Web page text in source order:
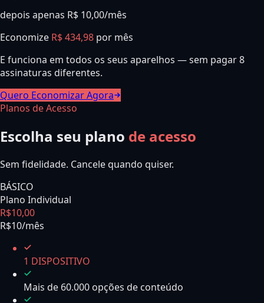
depois apenas R$ 10,00/mês
Economize R$ 434,98 por mês
E funciona em todos os seus aparelhos — sem pagar 8
assinaturas diferentes.
Quero Economizar Agora
Planos de Acesso
Escolha seu plano de acesso
Sem fidelidade. Cancele quando quiser.
BÁSICO
Plano Individual
R$10,00
R$10/mês
1 DISPOSITIVO
Mais de 60.000 opções de conteúdo